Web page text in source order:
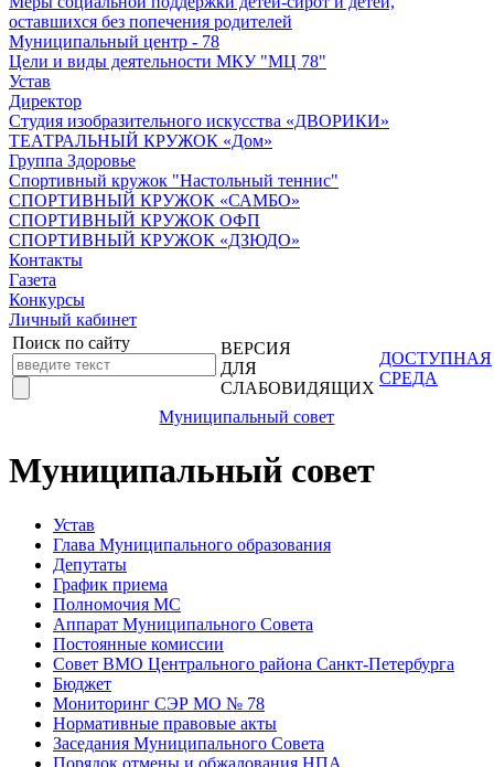
оставшихся без попечения родителей
Муниципальный центр - 78
Цели и виды деятельности МКУ "МЦ 78"
Устав
Директор
Студия изобразительного искусства «ДВОРИКИ»
ТЕАТРАЛЬНЫЙ КРУЖОК «Дом»
Группа Здоровье
Спортивный кружок "Настольный теннис"
СПОРТИВНЫЙ КРУЖОК «САМБО»
СПОРТИВНЫЙ КРУЖОК ОФП
СПОРТИВНЫЙ КРУЖОК «ДЗЮДО»
Контакты
Газета
Конкурсы
Личный кабинет
Поиск по сайту
ВЕРСИЯ
ДЛЯ
СЛАБОВИДЯЩИХ
ДОСТУПНАЯ
СРЕДА
Муниципальный совет
Муниципальный совет
Устав
Глава Муниципального образования
Депутаты
График приема
Полномочия МС
Аппарат Муниципального Совета
Постоянные комиссии
Совет ВМО Центрального района Санкт-Петербурга
Бюджет
Мониторинг СЭР МО № 78
Нормативные правовые акты
Заседания Муниципального Совета
Порядок отмены и обжалования НПА